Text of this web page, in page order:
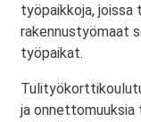
työpaikkoja,
rakennustyömaat
työpaikat.
ja onnettomuuksia